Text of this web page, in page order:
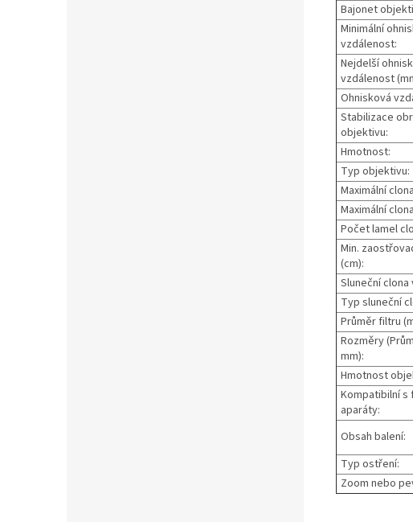
Bajonet
Minimální
vzdálenost:
Nejdelší
vzdálenost
Ohnisková
Stabilizace
objektivu:
Hmotnost:
Typ objektivu:
Maximální
Maximální
Počet lamel
Min.
(cm):
Sluneční clona
Typ sluneční
Průměr filtru
Rozměry
mm):
Hmotnost
Kompatibilní s
aparáty:
Obsah balení:
Typ ostření:
Zoom nebo